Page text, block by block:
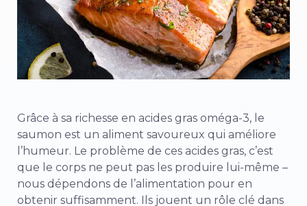
Grâce à sa richesse en acides gras oméga-3, le
saumon est un aliment savoureux qui améliore
l’humeur. Le problème de ces acides gras, c’est
que le corps ne peut pas les produire lui-même –
nous dépendons de l’alimentation pour en
obtenir suffisamment. Ils jouent un rôle clé dans